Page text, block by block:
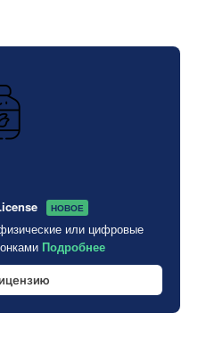
НОВОЕ
или цифровые
Подробнее